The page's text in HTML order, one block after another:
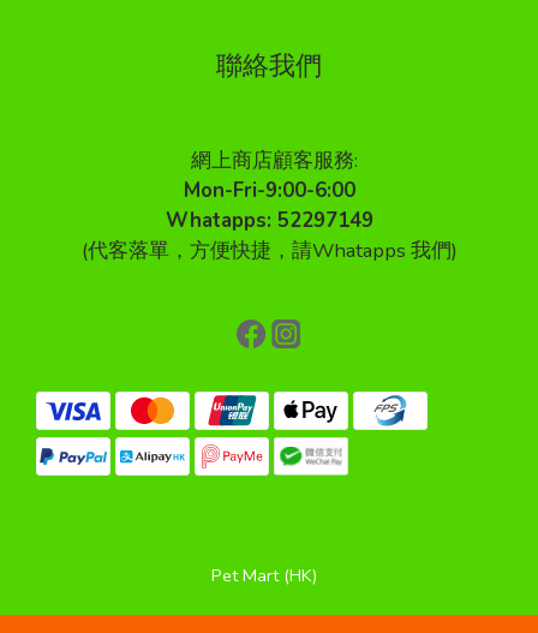
聯絡我們
網上商店顧客服務:
Mon-Fri-9:00-6:00
Whatapps: 52297149
(代客落單，方便快捷，請Whatapps 我們)
Pet Mart (HK)